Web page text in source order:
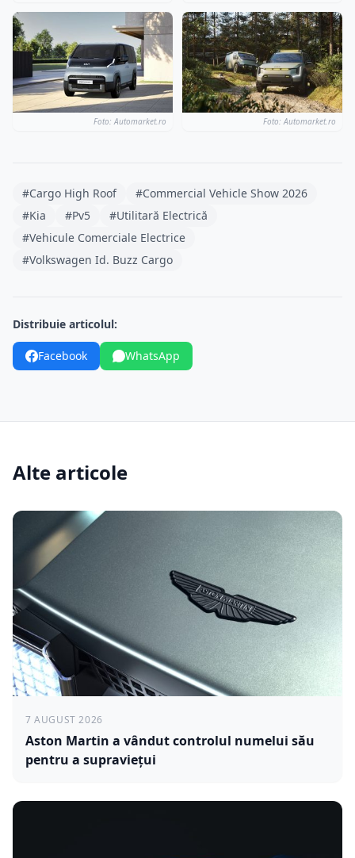
Foto: Automarket.ro Foto: Automarket.ro
#Cargo High Roof
#Commercial Vehicle Show 2026
#Kia
#Pv5
#Utilitară Electrică
#Vehicule Comerciale Electrice
#Volkswagen Id. Buzz Cargo
Distribuie articolul:
Facebook WhatsApp
Alte articole
7 AUGUST 2026
Aston Martin a vândut controlul numelui său
pentru a supraviețui